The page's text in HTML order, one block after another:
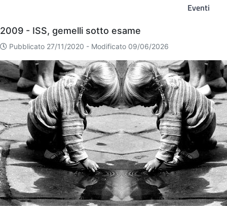
Eventi
Eventi
2009 - ISS, gemelli sotto esame
Pubblicato 27/11/2020 - Modificato 09/06/2026